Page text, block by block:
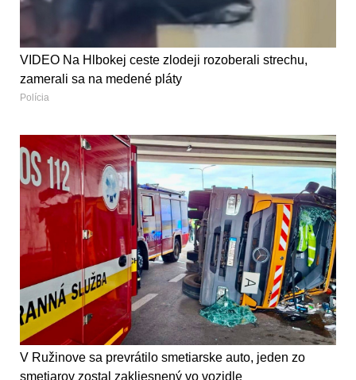
VIDEO Na Hlbokej ceste zlodeji rozoberali strechu,
zamerali sa na medené pláty
Polícia
V Ružinove sa prevrátilo smetiarske auto, jeden zo
smetiarov zostal zakliesnený vo vozidle